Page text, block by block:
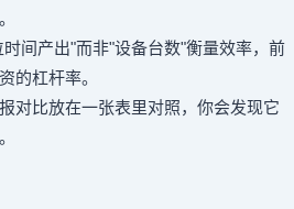
间产出"而非"设备台数"衡量效率，前
的杠杆率。
对比放在一张表里对照，你会发现它